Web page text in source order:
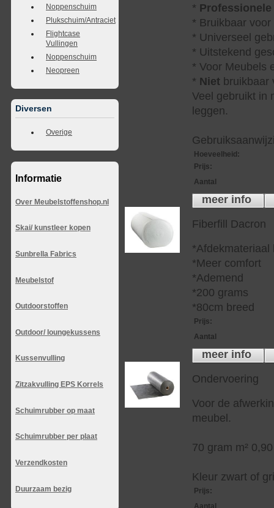
Noppenschuim
Plukschuim/Antraciet
Flightcase
Vullingen
Noppenschuim
Neopreen
Diversen
Overige
Informatie
Over Meubelstoffenshop.nl
Skai/ kunstleer kopen
Sunbrella Fabrics
Meubelstof
Outdoorstoffen
Outdoor/ loungekussens
Kussenvulling
Zitzakvulling EPS Korrels
Schuimrubber op maat
Schuimrubber per plaat
Verzendkosten
Duurzaam bezig
* Professionele
* Bruikbaar
* Universeel
* Uitstekend
* Voor Meubels
* Niet bruikbaar
Veel gebruikt in
leggen.
Hoeveelheid :
Prijs:
Aantal
meer info
Fiberfill Dacron
*Afdekmateriaal
*Meer comfort
*Ademend
*200 grams
*80cm breed
Prijs:
Aantal
meer info
Ondervoering
Voor de
meubel.
70 gram m²
Kleur zwart of
Prijs:
Aantal